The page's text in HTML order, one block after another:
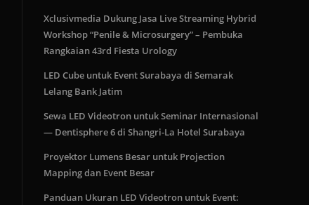
Xclusivmedia Dukung Jasa Live Streaming Hybrid
Workshop “Penile & Microsurgery” – Pembuka
Rangkaian 43rd Fiesta Urology
LED Cube untuk Event Surabaya di Semarak
Lelang Bank Jatim
Sewa LED Videotron untuk Seminar Internasional
— Dentisphere 6 di Shangri-La Hotel Surabaya
Proyektor Lumens Besar untuk Projection
Mapping dan Event Besar
Panduan Ukuran LED Videotron untuk Event: